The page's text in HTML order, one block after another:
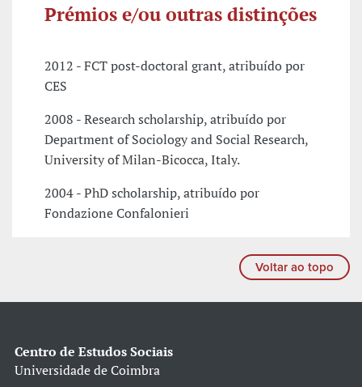
Prémios e/ou outras distinções
2012 - FCT post-doctoral grant, atribuído por
CES
2008 - Research scholarship, atribuído por
Department of Sociology and Social Research,
University of Milan-Bicocca, Italy.
2004 - PhD scholarship, atribuído por
Fondazione Confalonieri
Voltar ao topo
Centro de Estudos Sociais
Universidade de Coimbra